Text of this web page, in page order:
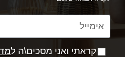
קראתי ואני מסכים\ה ל